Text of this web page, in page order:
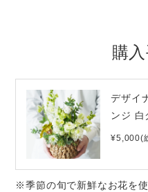
購
デザイ
ンジ 白
¥5,000(
※季節の旬で新鮮なお花を